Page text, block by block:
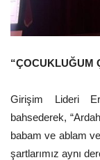
“ÇOCUKLUĞUM
Girişim Lideri
bahsederek,
babam ve ablam
şartlarımız aynı